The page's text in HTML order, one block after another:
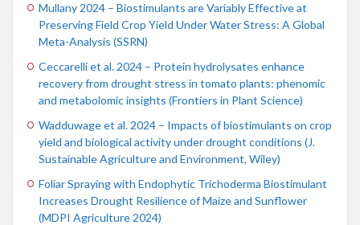
Mullany 2024 – Biostimulants are Variably Effective at
Preserving Field Crop Yield Under Water Stress: A Global
Meta-Analysis (SSRN)
Ceccarelli et al. 2024 – Protein hydrolysates enhance
recovery from drought stress in tomato plants: phenomic
and metabolomic insights (Frontiers in Plant Science)
Wadduwage et al. 2024 – Impacts of biostimulants on crop
yield and biological activity under drought conditions (J.
Sustainable Agriculture and Environment, Wiley)
Foliar Spraying with Endophytic Trichoderma Biostimulant
Increases Drought Resilience of Maize and Sunflower
(MDPI Agriculture 2024)